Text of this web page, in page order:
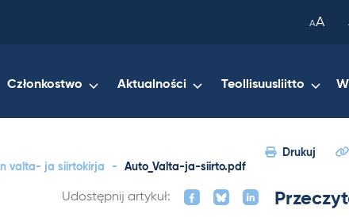
AA
Członkostwo Aktualności Teollisuusliitto
valta- ja siirtokirja - Auto_Valta-ja-siirto.pdf
Drukuj
Udostępnij artykuł:
your
clipboard.)